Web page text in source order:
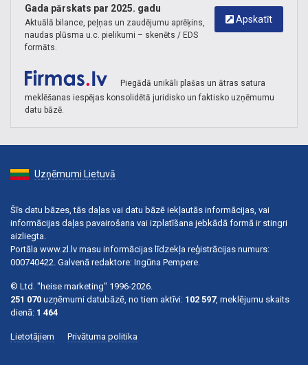
Apskatīt
Gada pārskats par 2025. gadu
Aktuālā bilance, peļņas un zaudējumu aprēķins,
naudas plūsma u.c. pielikumi – skenēts / EDS
formāts.
Piegādā unikāli plašas un ātras satura
meklēšanas iespējas konsolidētā juridisko un faktisko uzņēmumu
datu bāzē.
Uzņēmumi Lietuvā
Šīs datu bāzes, tās daļas vai datu bāzē iekļautās informācijas, vai
informācijas daļas pavairošana vai izplatīšana jebkādā formā ir stingri
aizliegta.
Portāla www.zl.lv masu informācijas līdzekļa reģistrācijas numurs:
000740422. Galvenā redaktore: Ingūna Pempere.
© Ltd. "heise marketing" 1996-2026.
251 070 uzņēmumi datubāzē, no tiem aktīvi: 102 597, meklējumu skaits
dienā: 1 464
Lietotājiem Privātuma politika